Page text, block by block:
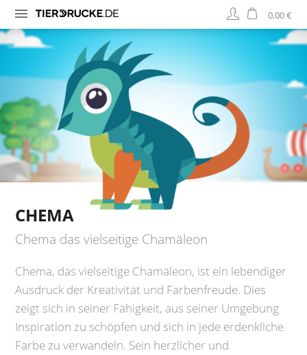
0,00 €
CHEMA
Chema das vielseitige Chamäleon
Chema, das vielseitige Chamäleon, ist ein lebendiger
Ausdruck der Kreativität und Farbenfreude. Dies
zeigt sich in seiner Fähigkeit, aus seiner Umgebung
Inspiration zu schöpfen und sich in jede erdenkliche
Farbe zu verwandeln. Sein herzlicher und